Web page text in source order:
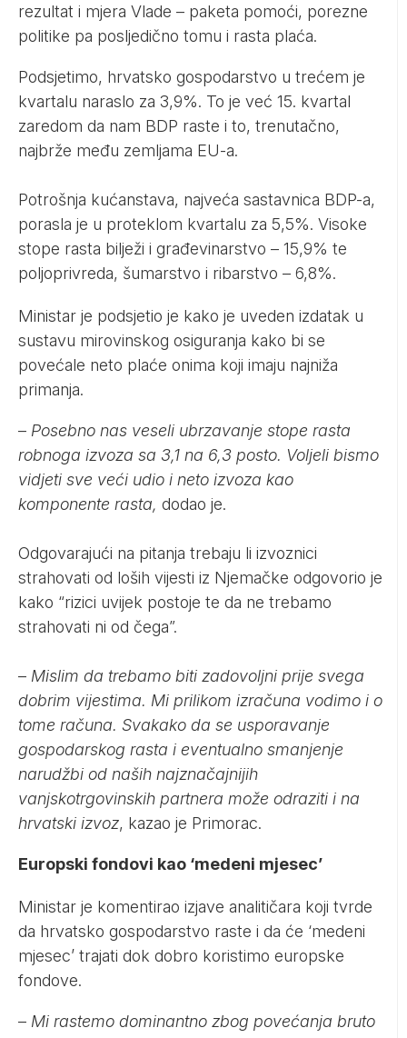
rezultat i mjera Vlade – paketa pomoći, porezne
politike pa posljedično tomu i rasta plaća.
Podsjetimo, hrvatsko gospodarstvo u trećem je
kvartalu naraslo za 3,9%. To je već 15. kvartal
zaredom da nam BDP raste i to, trenutačno,
najbrže među zemljama EU-a.
Potrošnja kućanstava, najveća sastavnica BDP-a,
porasla je u proteklom kvartalu za 5,5%. Visoke
stope rasta bilježi i građevinarstvo – 15,9% te
poljoprivreda, šumarstvo i ribarstvo – 6,8%.
Ministar je podsjetio je kako je uveden izdatak u
sustavu mirovinskog osiguranja kako bi se
povećale neto plaće onima koji imaju najniža
primanja.
– Posebno nas veseli ubrzavanje stope rasta
robnoga izvoza sa 3,1 na 6,3 posto. Voljeli bismo
vidjeti sve veći udio i neto izvoza kao
komponente rasta, dodao je.
Odgovarajući na pitanja trebaju li izvoznici
strahovati od loših vijesti iz Njemačke odgovorio je
kako “rizici uvijek postoje te da ne trebamo
strahovati ni od čega”.
– Mislim da trebamo biti zadovoljni prije svega
dobrim vijestima. Mi prilikom izračuna vodimo i o
tome računa. Svakako da se usporavanje
gospodarskog rasta i eventualno smanjenje
narudžbi od naših najznačajnijih
vanjskotrgovinskih partnera može odraziti i na
hrvatski izvoz, kazao je Primorac.
Europski fondovi kao ‘medeni mjesec’
Ministar je komentirao izjave analitičara koji tvrde
da hrvatsko gospodarstvo raste i da će ‘medeni
mjesec’ trajati dok dobro koristimo europske
fondove.
– Mi rastemo dominantno zbog povećanja bruto